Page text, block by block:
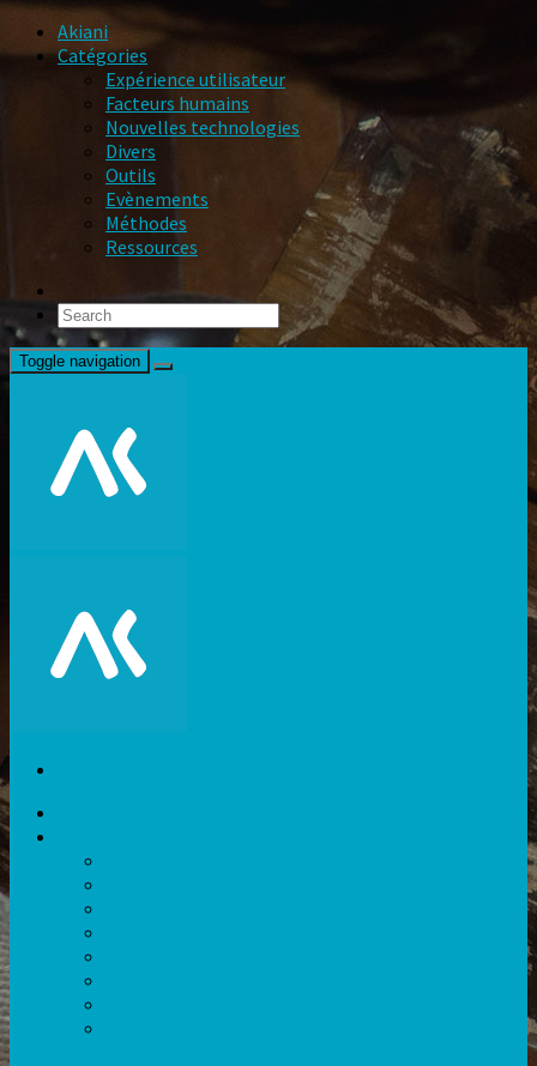
Akiani
Catégories
Expérience utilisateur
Facteurs humains
Nouvelles technologies
Divers
Outils
Evènements
Méthodes
Ressources
Toggle navigation